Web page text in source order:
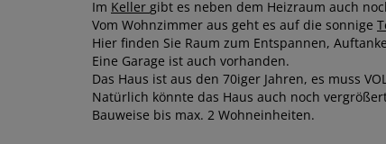
Im Keller gibt es neben dem Heizraum auch
Vom Wohnzimmer aus geht es auf die sonnige
Hier finden Sie Raum zum Entspannen,
Eine Garage ist auch vorhanden.
Das Haus ist aus den 70iger Jahren, es muss
Natürlich könnte das Haus auch noch
Bauweise bis max. 2 Wohneinheiten.